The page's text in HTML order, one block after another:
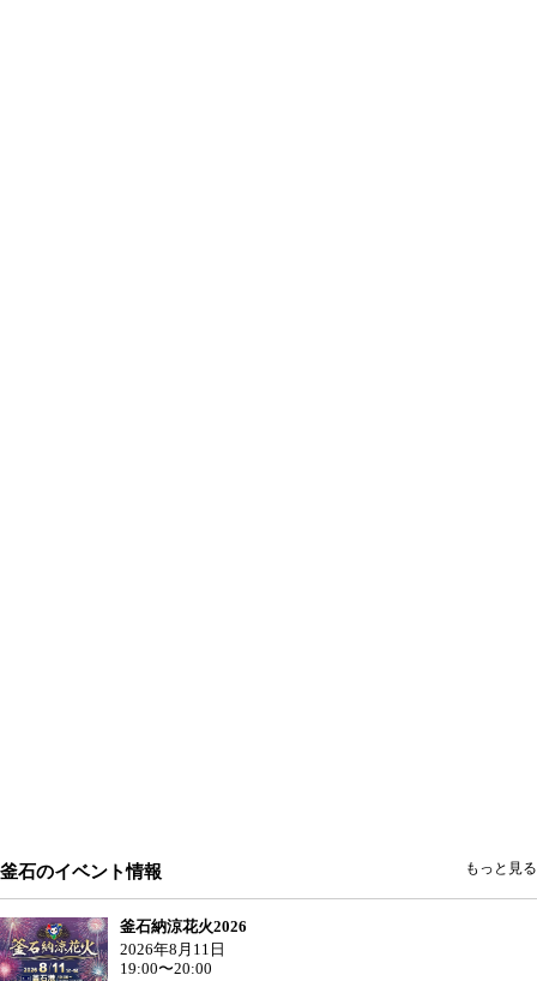
釜石のイベント情報 もっと見る
釜石納涼花火2026
2026年8月11日
19:00〜20:00